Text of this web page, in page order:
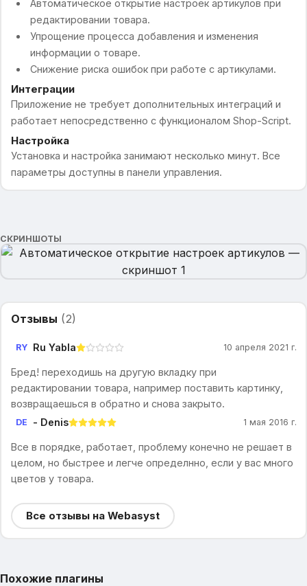
Автоматическое открытие настроек артикулов при
редактировании товара.
Упрощение процесса добавления и изменения
информации о товаре.
Снижение риска ошибок при работе с артикулами.
Интеграции
Приложение не требует дополнительных интеграций и
работает непосредственно с функционалом Shop-Script.
Настройка
Установка и настройка занимают несколько минут. Все
параметры доступны в панели управления.
СКРИНШОТЫ
Отзывы (2)
RY Ru Yabla 10 апреля 2021 г.
Бред! переходишь на другую вкладку при
редактировании товара, например поставить картинку,
возвращаешься в обратно и снова закрыто.
DE - Denis 1 мая 2016 г.
Все в порядке, работает, проблему конечно не решает в
целом, но быстрее и легче определнно, если у вас много
цветов у товара.
Все отзывы на Webasyst
Похожие плагины